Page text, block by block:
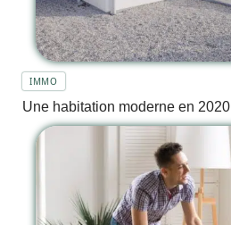
IMMO
Une habitation moderne en 2020